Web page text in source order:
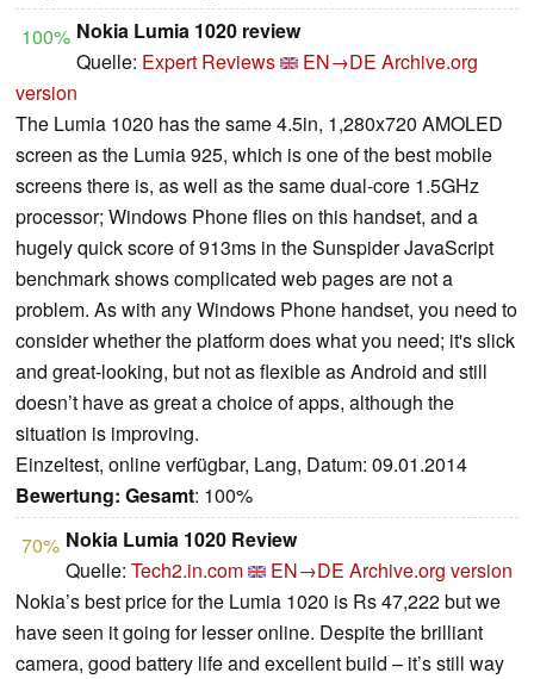
100% Nokia Lumia 1020 review
Quelle: Expert Reviews EN→DE Archive.org
version
The Lumia 1020 has the same 4.5in, 1,280x720 AMOLED
screen as the Lumia 925, which is one of the best mobile
screens there is, as well as the same dual-core 1.5GHz
processor; Windows Phone flies on this handset, and a
hugely quick score of 913ms in the Sunspider JavaScript
benchmark shows complicated web pages are not a
problem. As with any Windows Phone handset, you need to
consider whether the platform does what you need; it's slick
and great-looking, but not as flexible as Android and still
doesn’t have as great a choice of apps, although the
situation is improving.
Einzeltest, online verfügbar, Lang, Datum: 09.01.2014
Bewertung: Gesamt: 100%
70% Nokia Lumia 1020 Review
Quelle: Tech2.in.com EN→DE Archive.org version
Nokia’s best price for the Lumia 1020 is Rs 47,222 but we
have seen it going for lesser online. Despite the brilliant
camera, good battery life and excellent build – it’s still way